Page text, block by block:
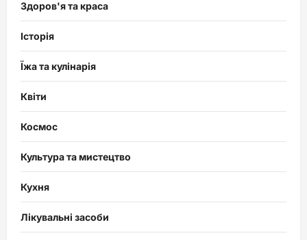
Здоров'я та краса
Історія
Їжа та кулінарія
Квіти
Космос
Культура та мистецтво
Кухня
Лікувальні засоби